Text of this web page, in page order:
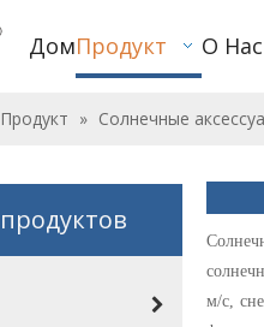
ДомПродукт О Нас
Продукт » Солнечные
м/с,